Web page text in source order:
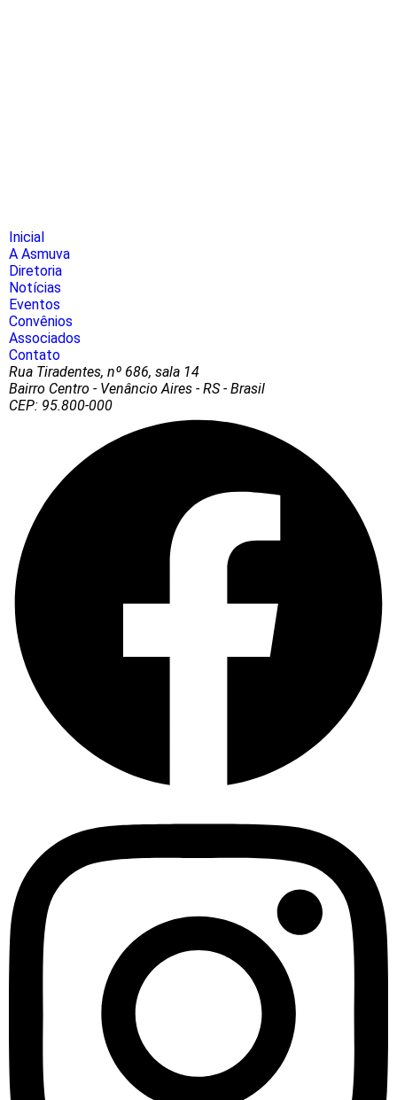
Inicial
A Asmuva
Diretoria
Notícias
Eventos
Convênios
Associados
Contato
Rua Tiradentes, nº 686, sala 14
Bairro Centro - Venâncio Aires - RS - Brasil
CEP: 95.800-000